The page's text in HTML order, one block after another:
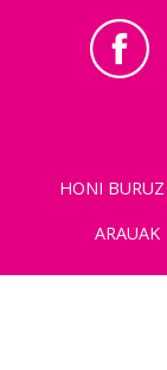
HONI BURUZ
ARAUAK